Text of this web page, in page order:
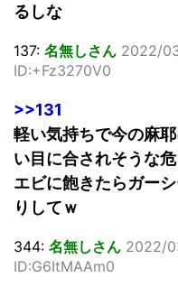
るしな
137: 名無しさん 2022/
ID:+Fz3270V0
>>131
軽い気持ちで今の麻
い目に合されそうな
エビに飽きたらガー
りしてｗ
344: 名無しさん 2022/
ID:G6ItMAAm0